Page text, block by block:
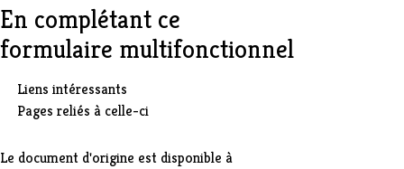
En complétant ce
formulaire multifonctionnel
Liens intéressants
Pages reliés à celle-ci
Le document d'origine est disponible à